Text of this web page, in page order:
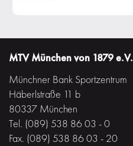
MTV München von 1879 e.V.
Münchner Bank Sportzentrum
Häberlstraße 11 b
80337 München
Tel. (089) 538 86 03 - 0
Fax. (089) 538 86 03 - 20